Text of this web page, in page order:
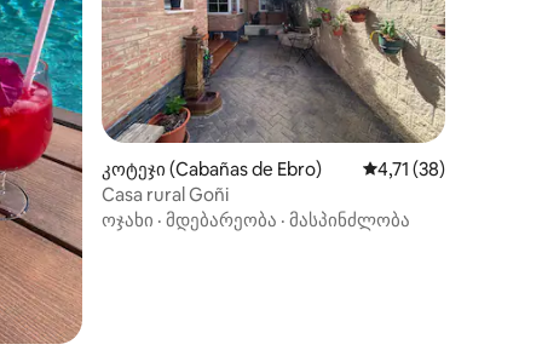
კოტეჯი (Cabañas de Ebro) საშუალო
4,71 (38)
Casa rural Goñi
ოჯახი · მდებარეობა · მასპინძლობა